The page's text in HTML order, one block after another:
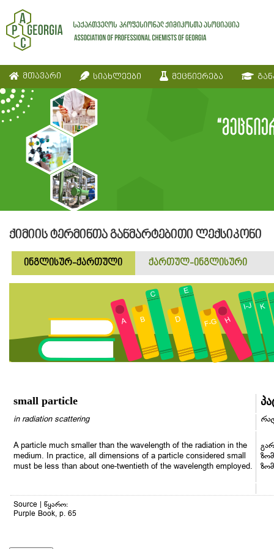
მთავარი სიახლეები მეცნიერება
ქიმიის ტერმინთა განმარტებითი ლექსიკონი
ინგლისურ-ქართული ქართულ-ინგლისური
small particle
in radiation scattering
A particle much smaller than the wavelength of the radiation in the
medium. In practice, all dimensions of a particle considered small
must be less than about one-twentieth of the wavelength employed.
Source | წყარო:
Purple Book, p. 65